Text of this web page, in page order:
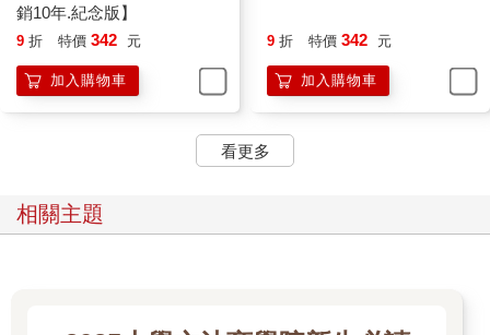
有時候不好的事發生包含著人為，你可以做到檢討改進，但在更
多的時候，壞事其實並不像防颱準備，可以事先預測。
也或許就是因為那些自己做不到的部分，才會讓人更加倍去抱
怨。因為就連要努力都沒有可依循的方向。
己做對一樣。容易對小事發怒、對什麼事都可以挑剔，但是事情
卻從來沒有好轉。後來才懂，原來其實只是看不順眼自己罷了。
銷10年.紀念版】
9 折 特價 342 元
加入購物車
9 折 特價 342 元
加入購物車
看更多
相關主題